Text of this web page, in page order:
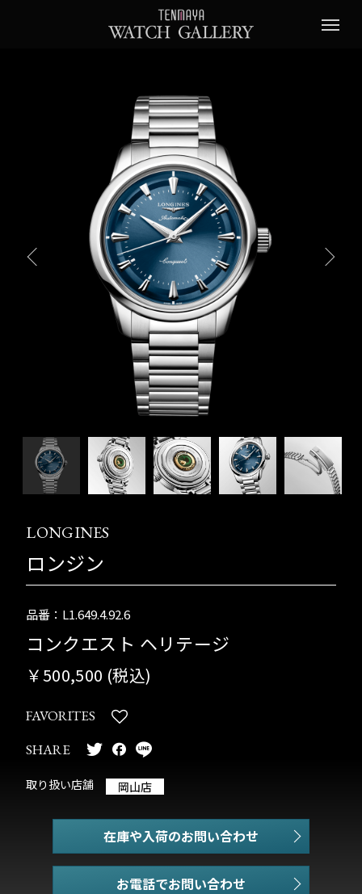
LONGINES
ロンジン
品番：L1.649.4.92.6
コンクエスト ヘリテージ
￥500,500 (税込)
FAVORITES
SHARE
取り扱い店舗 岡山店
在庫や入荷のお問い合わせ
お電話でお問い合わせ